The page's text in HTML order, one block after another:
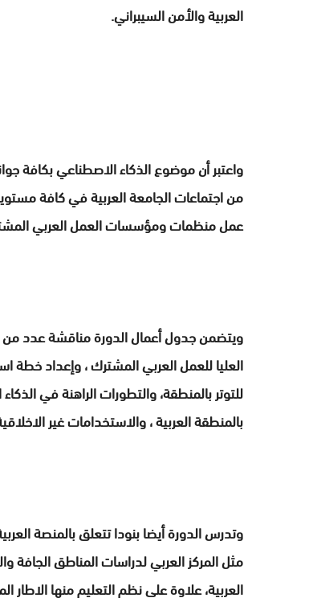
العربية والأمن السيبراني.
واعتبر أن موضوع الذكاء الاصطناعي بكافة
من اجتماعات الجامعة العربية في كافة
عمل منظمات ومؤسسات العمل العربي
العليا للعمل العربي المشترك ، وإعداد خطة
للتوتر بالمنطقة، والتطورات الراهنة في
بالمنطقة العربية ، والاستخدامات غير
وتدرس الدورة أيضا بنودا تتعلق بالمنصة
مثل المركز العربي لدراسات المناطق الجافة
العربية، علاوة على نظم التعليم منها الاطار